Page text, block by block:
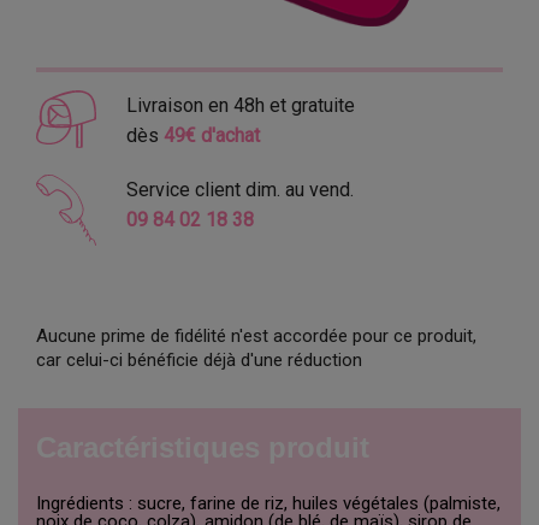
Livraison en 48h et gratuite
dès 49€ d'achat
Service client dim. au vend.
09 84 02 18 38
Aucune prime de fidélité n'est accordée pour ce produit,
car celui-ci bénéficie déjà d'une réduction
Ingrédients : sucre, farine de riz, huiles végétales (palmiste,